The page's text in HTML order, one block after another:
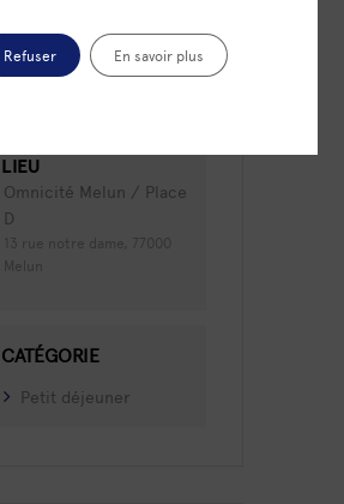
HEURE
LIEU
Omnicité Melun / Place
D
CATÉGORIE
Petit déjeuner
Refuser En savoir plus